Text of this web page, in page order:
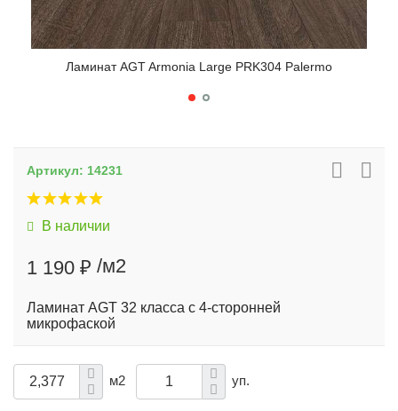
Ламинат AGT Armonia Large PRK304 Palermo
Артикул: 14231
В наличии
1 190 ₽ /м2
Ламинат AGT 32 класса с 4-сторонней
микрофаской
м2 уп.